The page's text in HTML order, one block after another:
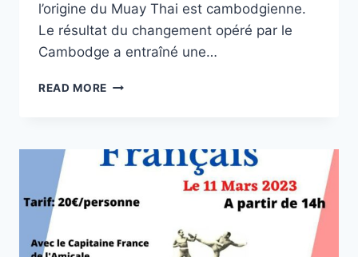
l’origine du Muay Thai est cambodgienne.
Le résultat du changement opéré par le
Cambodge a entraîné une…
READ MORE LE
L’ORIGINE
DU
THAI
CAMBODGIENNE.